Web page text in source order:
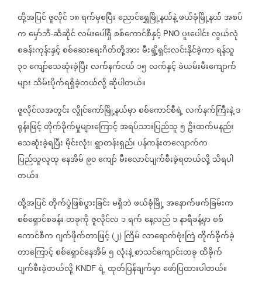
ထို့အပြင်ဇူလိုင်၁၈ရက်မှစပြီးညောင်ရွှေမြို့နယ်နဲ့ဖယ်ခုံမြို့နယ်အစပ်
ကမှော်ဘီ-ဆီဆိုင်လမ်းပေါ်ရှိစစ်ကောင်စီနှင့် PNO ပူးပေါင်းလွယ်လုံ
စခန်းကုန်းနှင့်စစ်ဆေးရေးဂိတ်တို့အားမီးရှို့ရှင်းလင်းနိုင်ခဲ့ကာရန်သူ
၃၀ကျော်သေဆုံးခဲ့ပြီးလက်နက်ငယ် ၁၅လက်နှင့်ခဲယမ်းမီးကျောက်
များ သိမ်းပိုက်ရရှိခဲ့တယ်လို့ဆိုပါတယ်။
ဇူလိုင်လအတွင်းလွိုင်ကော်မြို့နယ်မှာစစ်ကောင်စီရဲ့လက်နက်ကြီးနဲ့ဒ
ရုန်းဖြင့်တိုက်ခိုက်မှုများကြောင့်အရပ်သားပြည်သူ၅ ဦးထက်မနည်း
သေဆုံးခဲ့ရပြီးမိုင်းလုံး၊ရွာတန်းရှည်၊ပန်ကန်းတလျောက်က
ပြည်သူလူထုနေအိမ် ၉၀ကျော်မီးလောင်ပျက်စီးခဲ့ရတယ်လို့သိရပါ
တယ်။
ထို့အပြင်တိုက်ပွဲဖြစ်ပွားခြင်းမရှိဘဲဖယ်ခုံမြို့အနောက်ဖက်ခြမ်းက
စစ်ရှောင်စခန်းတခုကိုဇူလိုင်လ ၁ရက်နေ့လည်၁နာရီခန့်မှာစစ်
ကောင်စီကဂျက်ဖိုက်တာဖြင့် (၂) ကြိမ်လာရောက်ဗုံးကြဲတိုက်ခိုက်ခဲ့
တာကြောင့်စစ်ရှောင်နေအိမ်၅လုံးနဲ့စာသင်ကျောင်းတခုထိခိုက်
ပျက်စီးခဲ့တယ်လို့ KNDF ရဲ့ထုတ်ပြန်ချက်မှာဖော်ပြထားပါတယ်။